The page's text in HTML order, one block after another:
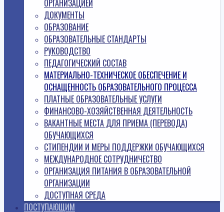
ОРГАНИЗАЦИЕЙ
ДОКУМЕНТЫ
ОБРАЗОВАНИЕ
ОБРАЗОВАТЕЛЬНЫЕ СТАНДАРТЫ
РУКОВОДСТВО
ПЕДАГОГИЧЕСКИЙ СОСТАВ
МАТЕРИАЛЬНО-ТЕХНИЧЕСКОЕ ОБЕСПЕЧЕНИЕ И
ОСНАЩЕННОСТЬ ОБРАЗОВАТЕЛЬНОГО ПРОЦЕССА
ПЛАТНЫЕ ОБРАЗОВАТЕЛЬНЫЕ УСЛУГИ
ФИНАНСОВО-ХОЗЯЙСТВЕННАЯ ДЕЯТЕЛЬНОСТЬ
ВАКАНТНЫЕ МЕСТА ДЛЯ ПРИЕМА (ПЕРЕВОДА)
ОБУЧАЮЩИХСЯ
СТИПЕНДИИ И МЕРЫ ПОДДЕРЖКИ ОБУЧАЮЩИХСЯ
МЕЖДУНАРОДНОЕ СОТРУДНИЧЕСТВО
ОРГАНИЗАЦИЯ ПИТАНИЯ В ОБРАЗОВАТЕЛЬНОЙ
ОРГАНИЗАЦИИ
ДОСТУПНАЯ СРЕДА
ПОСТУПАЮЩИМ